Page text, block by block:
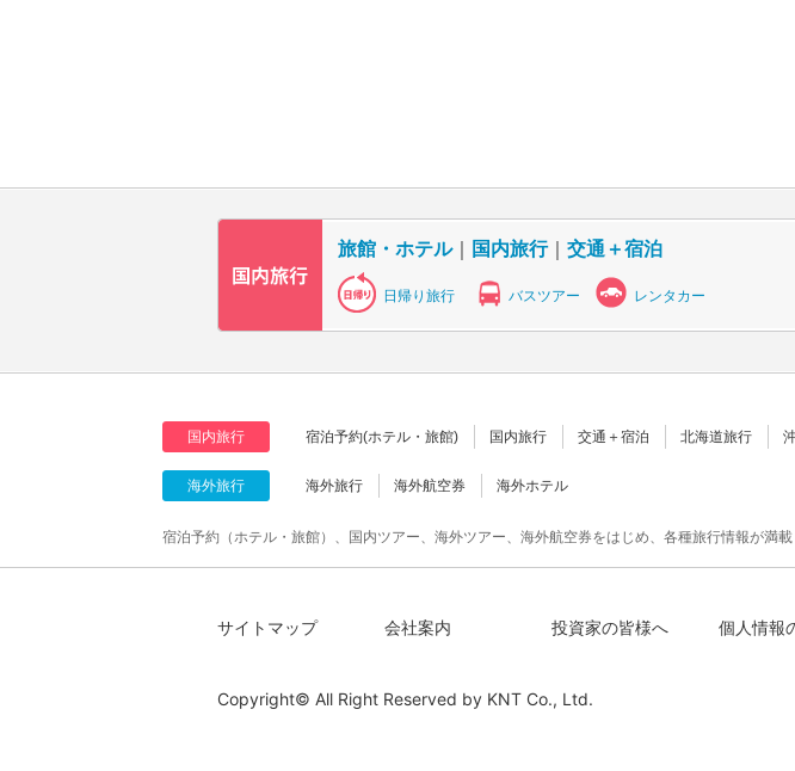
旅館・ホテル｜ 国内旅行｜ 交通＋宿泊
日帰り旅行 バスツアー レンタカー
国内旅行 宿泊予約(ホテル・旅館) 国内旅行 交通＋宿泊 北海道旅行
海外旅行 海外旅行 海外航空券 海外ホテル
宿泊予約（ホテル・旅館）、国内ツアー、海外ツアー、海外航空券をはじめ、各種旅行情報が満
サイトマップ 会社案内 投資家の皆様へ 個人情報
Copyright© All Right Reserved by KNT Co., Ltd.